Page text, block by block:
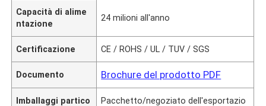
Capacità di alime
ntazione
24 milioni all'anno
Certificazione CE / ROHS / UL / TUV / SGS
Documento Brochure del prodotto PDF
Imballaggi partico
Pacchetto/negoziato dell'esportazio